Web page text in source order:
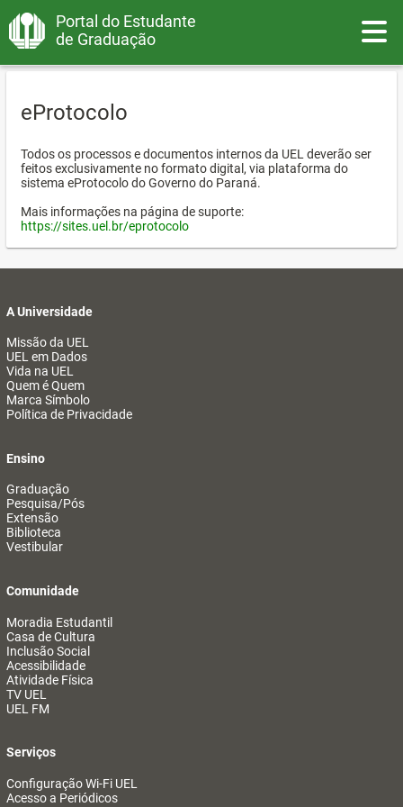
Portal do Estudante
de Graduação
eProtocolo
Todos os processos e documentos internos da UEL deverão ser
feitos exclusivamente no formato digital, via plataforma do
sistema eProtocolo do Governo do Paraná.
Mais informações na página de suporte:
https://sites.uel.br/eprotocolo
A Universidade
Missão da UEL
UEL em Dados
Vida na UEL
Quem é Quem
Marca Símbolo
Política de Privacidade
Ensino
Graduação
Pesquisa/Pós
Extensão
Biblioteca
Vestibular
Comunidade
Moradia Estudantil
Casa de Cultura
Inclusão Social
Acessibilidade
Atividade Física
TV UEL
UEL FM
Serviços
Configuração Wi-Fi UEL
Acesso a Periódicos